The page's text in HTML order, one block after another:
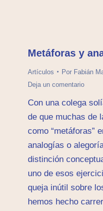
Metáforas y
Artículos Por Fabián
Deja un comentario
Con una colega
de que muchas de
como “metáforas”
analogías o
distinción
uno de esos
queja inútil sobre
hemos hecho